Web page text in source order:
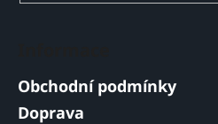
Obchodní podmínky
Doprava